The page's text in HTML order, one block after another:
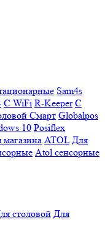
Sam4s
С WiFi R-Keeper С
Смарт Globalpos
10 Posiflex
магазина ATOL Для
Atol сенсорные
столовой Для